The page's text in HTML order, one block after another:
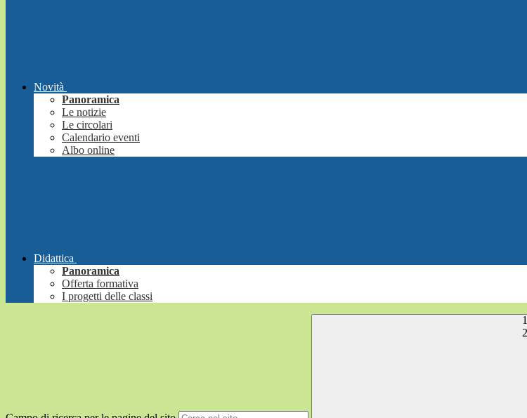
Novità
Panoramica
Le notizie
Le circolari
Calendario eventi
Albo online
Didattica
Panoramica
Offerta formativa
I progetti delle classi